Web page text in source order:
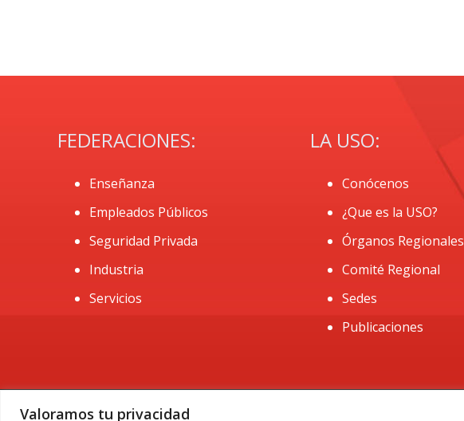
Valoramos tu privacidad
FEDERACIONES:
Enseñanza
Empleados Públicos
Seguridad Privada
Industria
Servicios
LA USO:
Conócenos
¿Que es la USO?
Órganos Regionales
Comité Regional
Sedes
Publicaciones